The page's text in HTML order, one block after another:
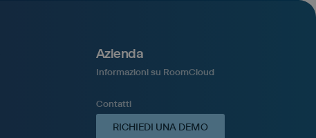
Azienda
Informazioni su RoomCloud
Contatti
RICHIEDI UNA DEMO